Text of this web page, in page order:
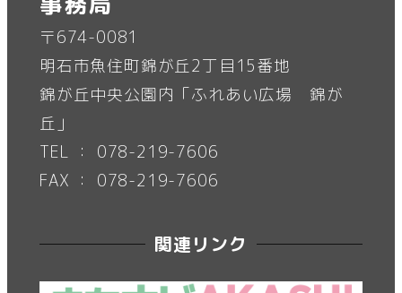
〒674-0081
明石市魚住町錦が丘2丁目15番地
錦が丘中央公園内「ふれあい広場 錦が
丘」
TEL ： 078-219-7606
FAX ： 078-219-7606
関連リンク